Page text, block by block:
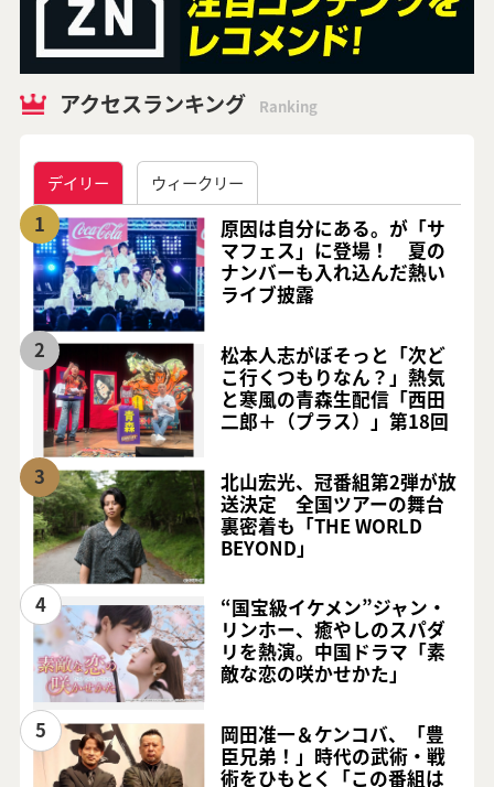
アクセスランキング Ranking
デイリー ウィークリー
1
原因は自分にある。が「サ
マフェス」に登場！ 夏の
ナンバーも入れ込んだ熱い
ライブ披露
2
松本人志がぼそっと「次ど
こ行くつもりなん？」熱気
と寒風の青森生配信「西田
二郎＋（プラス）」第18回
3
北山宏光、冠番組第2弾が放
送決定 全国ツアーの舞台
裏密着も「THE WORLD
BEYOND」
4
“国宝級イケメン”ジャン・
リンホー、癒やしのスパダ
リを熱演。中国ドラマ「素
敵な恋の咲かせかた」
5
岡田准一＆ケンコバ、「豊
臣兄弟！」時代の武術・戦
術をひもとく「この番組は